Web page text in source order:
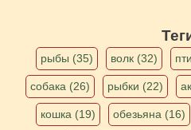
рыбы (35) волк (32)
собака (26) рыбки (22)
кошка (19) обезьяна (16)